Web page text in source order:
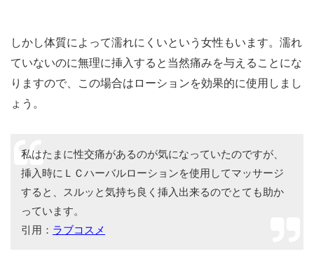
しかし体質によって濡れにくいという女性もいます。濡れ
ていないのに無理に挿入すると当然痛みを与えることにな
りますので、この場合はローションを効果的に使用しまし
ょう。
私はたまに性交痛があるのが気になっていたのですが、
挿入時にＬＣハーバルローションを使用してマッサージ
すると、スルッと気持ち良く挿入出来るのでとても助か
っています。
引用： ラブコスメ